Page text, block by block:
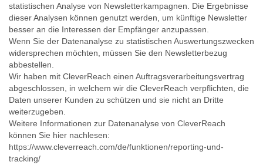
statistischen Analyse von Newsletterkampagnen. Die Ergebnisse
dieser Analysen können genutzt werden, um künftige Newsletter
besser an die Interessen der Empfänger anzupassen.
Wenn Sie der Datenanalyse zu statistischen Auswertungszwecken
widersprechen möchten, müssen Sie den Newsletterbezug
abbestellen.
Wir haben mit CleverReach einen Auftragsverarbeitungsvertrag
abgeschlossen, in welchem wir die CleverReach verpflichten, die
Daten unserer Kunden zu schützen und sie nicht an Dritte
weiterzugeben.
Weitere Informationen zur Datenanalyse von CleverReach
können Sie hier nachlesen:
https://www.cleverreach.com/de/funktionen/reporting-und-
tracking/